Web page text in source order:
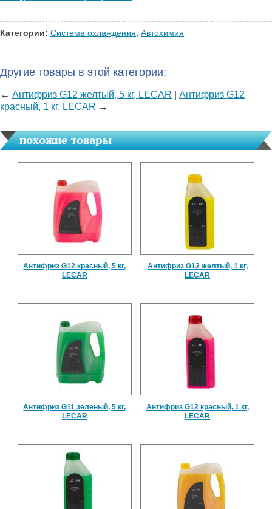
Категории: Система охлаждения, Автохимия
Другие товары в этой категории:
← Антифриз G12 желтый, 5 кг, LECAR
Антифриз G12
красный, 1 кг, LECAR →
похожие товары
Антифриз G12 красный, 5 кг,
LECAR
Антифриз G12 желтый, 1 кг,
LECAR
Антифриз G11 зеленый, 5 кг,
LECAR
Антифриз G12 красный, 1 кг,
LECAR